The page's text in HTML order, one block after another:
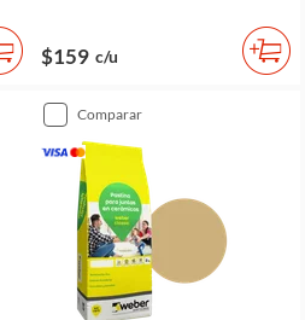
$159 c/u
comparar